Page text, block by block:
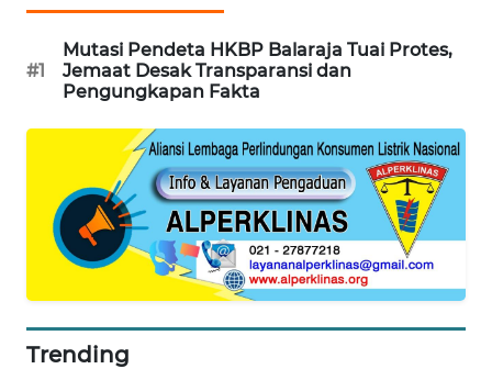
#1
Mutasi Pendeta HKBP Balaraja Tuai Protes,
Jemaat Desak Transparansi dan
Pengungkapan Fakta
Trending
LISTRIK
WAHANA
TRAVEL
WAHANA
TV
WAHANANEWS
WAHANANEWS